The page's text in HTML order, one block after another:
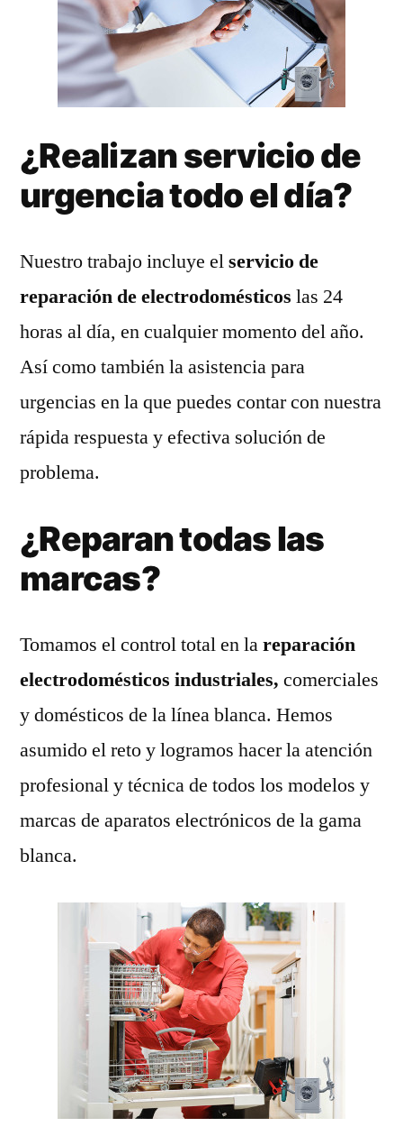
¿Realizan servicio de
urgencia todo el día?
Nuestro trabajo incluye elservicio de
reparación de electrodomésticos las 24
horas al día, en cualquier momento del año.
Así como también la asistencia para
urgencias en la que puedes contar con nuestra
rápida respuesta y efectiva solución de
problema.
¿Reparan todas las
marcas?
Tomamos el control total en lareparación
electrodomésticos industriales, comerciales
y domésticos de la línea blanca. Hemos
asumido el reto y logramos hacer la atención
profesional y técnica de todos los modelos y
marcas de aparatos electrónicos de la gama
blanca.